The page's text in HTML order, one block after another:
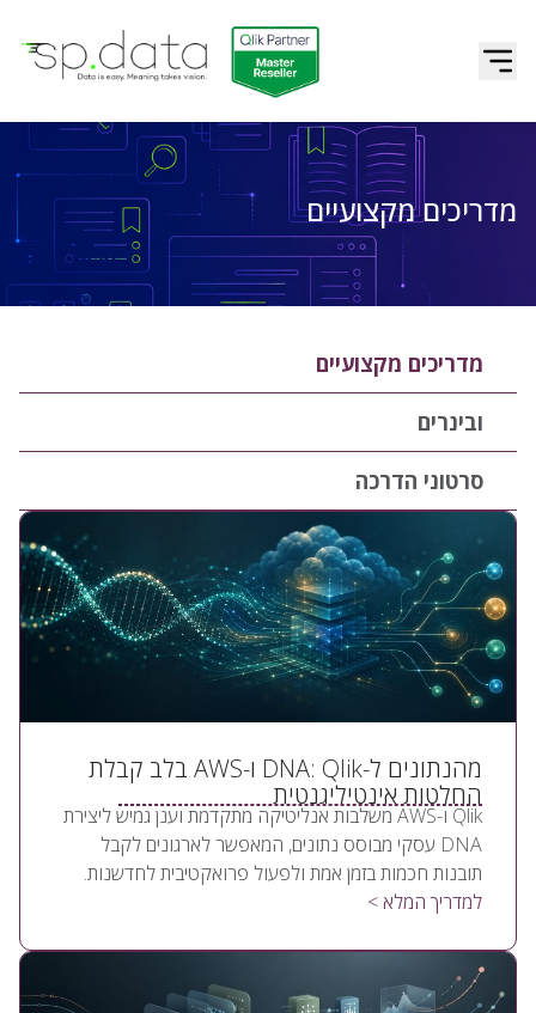
לדלג לתוכן Qlik | sp.data
מדריכים מקצועיים
מדריכים מקצועיים
ובינרים
סרטוני הדרכה
מהנתונים ל-DNA: Qlik ו-AWS בלב קבלת
החלטות אינטיליגנטית
Qlik ו-AWS משלבות אנליטיקה מתקדמת וענן גמיש ליצירת
DNA עסקי מבוסס נתונים, המאפשר לארגונים לקבל
תובנות חכמות בזמן אמת ולפעול פרואקטיבית לחדשנות.
למדריך המלא >